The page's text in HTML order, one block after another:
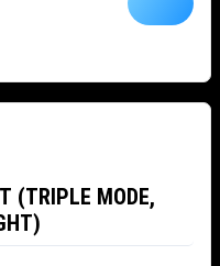
(TRIPLE MODE,